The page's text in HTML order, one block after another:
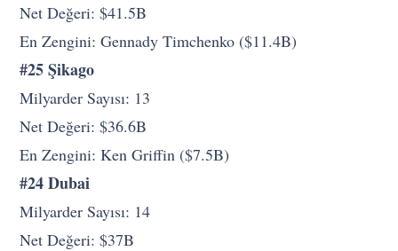
Net Değeri: $41.5B
En Zengini: Gennady Timchenko ($11.4B)
#25 Şikago
Milyarder Sayısı: 13
Net Değeri: $36.6B
En Zengini: Ken Griffin ($7.5B)
#24 Dubai
Milyarder Sayısı: 14
Net Değeri: $37B